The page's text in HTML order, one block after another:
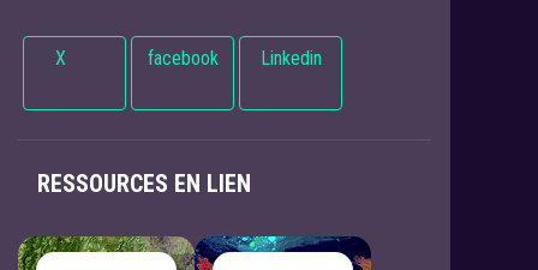
X facebook Linkedin
RESSOURCES EN LIEN